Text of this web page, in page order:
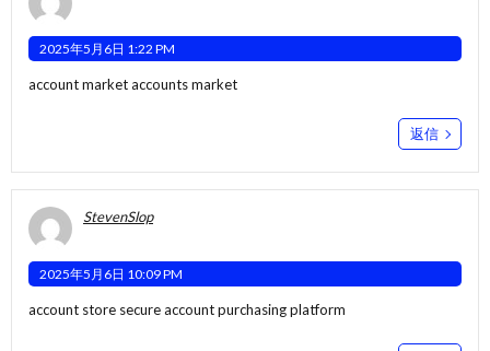
2025年5月6日 1:22 PM
account marketaccounts market
返信
StevenSlop
2025年5月6日 10:09 PM
account store secure account purchasing platform